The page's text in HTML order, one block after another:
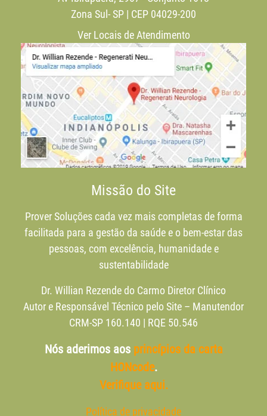
Zona Sul- SP | CEP 04029-200
Ver Locais de Atendimento
Missão do Site
Prover Soluções cada vez mais completas de forma
facilitada para a gestão da saúde e o bem-estar das
pessoas, com excelência, humanidade e
sustentabilidade
Dr. Willian Rezende do Carmo Diretor Clínico
Autor e Responsável Técnico pelo Site – Manutendor
CRM-SP 160.140 | RQE 50.546
Nós aderimos aos princípios da carta
HONcode.
Verifique aqui.
Política de privacidade